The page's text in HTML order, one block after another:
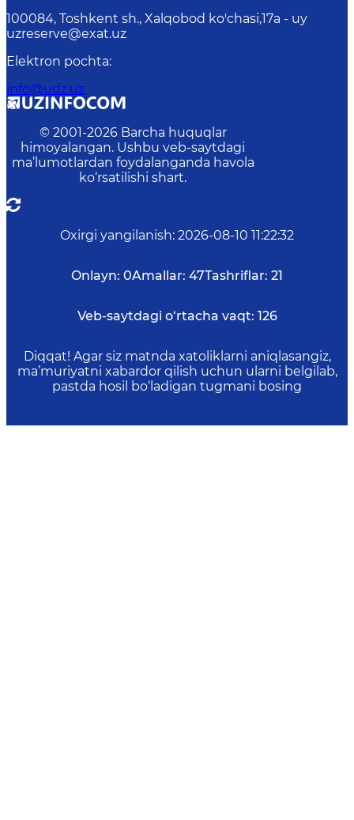
100084, Toshkent sh., Xalqobod ko'chasi,17а - uy
uzreserve@exat.uz
Elektron pochta:
info@udz.uz
© 2001-2026 Barcha huquqlar
himoyalangan. Ushbu veb-saytdagi
ma’lumotlardan foydalanganda havola
ko‘rsatilishi shart.
Oxirgi yangilanish: 2026-08-10 11:22:32
Onlayn: 0Amallar: 47Tashriflar: 21
Veb-saytdagi o‘rtacha vaqt: 126
Diqqat! Agar siz matnda xatoliklarni aniqlasangiz,
ma’muriyatni xabardor qilish uchun ularni belgilab,
pastda hosil bo‘ladigan tugmani bosing